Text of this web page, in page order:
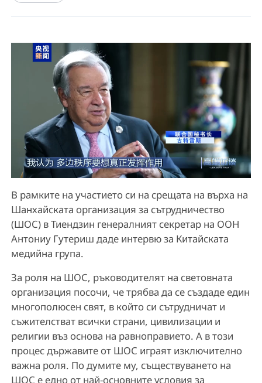
В рамките на участието си на срещата на върха на
Шанхайската организация за сътрудничество
(ШОС) в Тиендзин генералният секретар на ООН
Антониу Гутериш даде интервю за Китайската
медийна група.
За роля на ШОС, ръководителят на световната
организация посочи, че трябва да се създаде един
многополюсен свят, в който си сътрудничат и
съжителстват всички страни, цивилизации и
религии въз основа на равноправието. А в този
процес държавите от ШОС играят изключително
важна роля. По думите му, съществуването на
ШОС е едно от най-основните условия за